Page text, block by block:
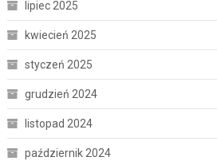
lipiec 2025
kwiecień 2025
styczeń 2025
grudzień 2024
listopad 2024
październik 2024